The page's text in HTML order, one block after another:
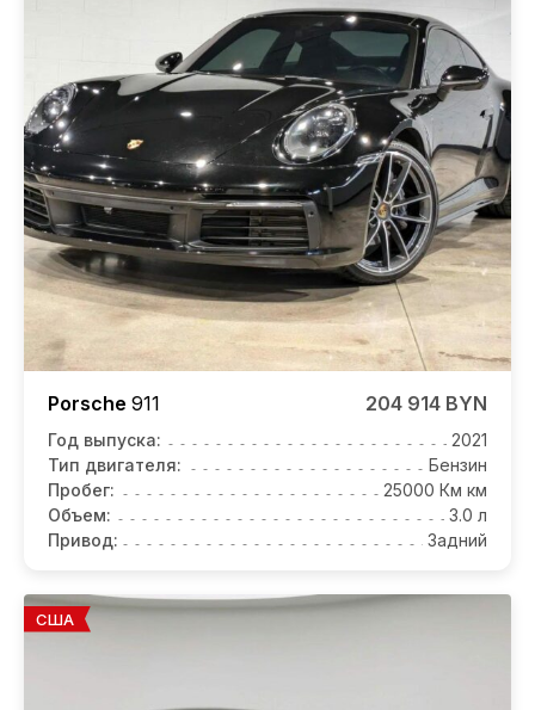
Porsche 911 204 914 BYN
Год выпуска:
2021
Тип двигателя:
Бензин
Пробег:
25000 Км км
Объем:
3.0 л
Привод:
Задний
США